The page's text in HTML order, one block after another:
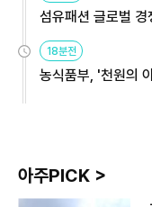
섬유패션 글로벌
원
18분전
농식품부, '천원의
아주PICK >